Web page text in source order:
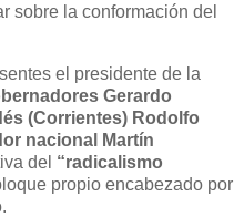
sobre la conformación del
el presidente de la
Gerardo
(Corrientes) Rodolfo
nacional Martín
del “radicalismo
propio encabezado por